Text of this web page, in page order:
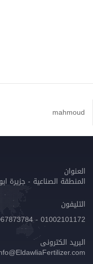
mahmoud
العنوان
المنطقة الصناعية - جزيرة
التليفون
01002101172 - 01067873784- 01158033200
البريد الكترونى